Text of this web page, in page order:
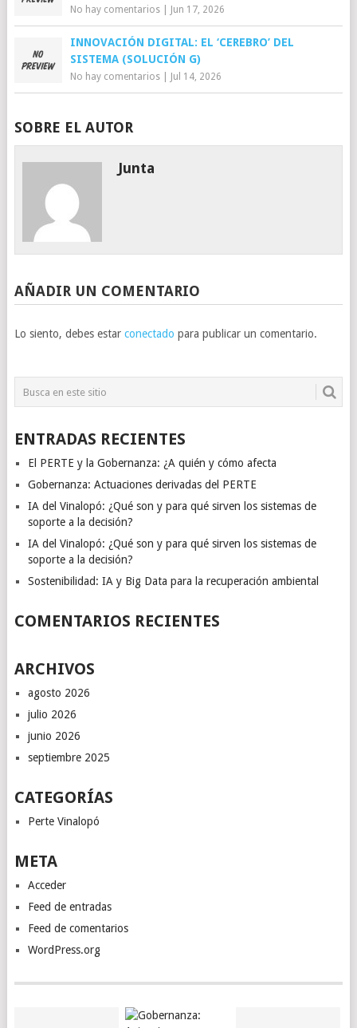
No hay comentarios| Jun 17, 2026
INNOVACIÓN DIGITAL: EL ‘CEREBRO’ DEL
SISTEMA (SOLUCIÓN G)
No hay comentarios| Jul 14, 2026
SOBRE EL AUTOR
Junta
AÑADIR UN COMENTARIO
Lo siento, debes estar conectado para publicar un comentario.
ENTRADAS RECIENTES
El PERTE y la Gobernanza: ¿A quién y cómo afecta
Gobernanza: Actuaciones derivadas del PERTE
IA del Vinalopó: ¿Qué son y para qué sirven los sistemas de
soporte a la decisión?
IA del Vinalopó: ¿Qué son y para qué sirven los sistemas de
soporte a la decisión?
Sostenibilidad: IA y Big Data para la recuperación ambiental
COMENTARIOS RECIENTES
ARCHIVOS
agosto 2026
julio 2026
junio 2026
septiembre 2025
CATEGORÍAS
Perte Vinalopó
META
Acceder
Feed de entradas
Feed de comentarios
WordPress.org